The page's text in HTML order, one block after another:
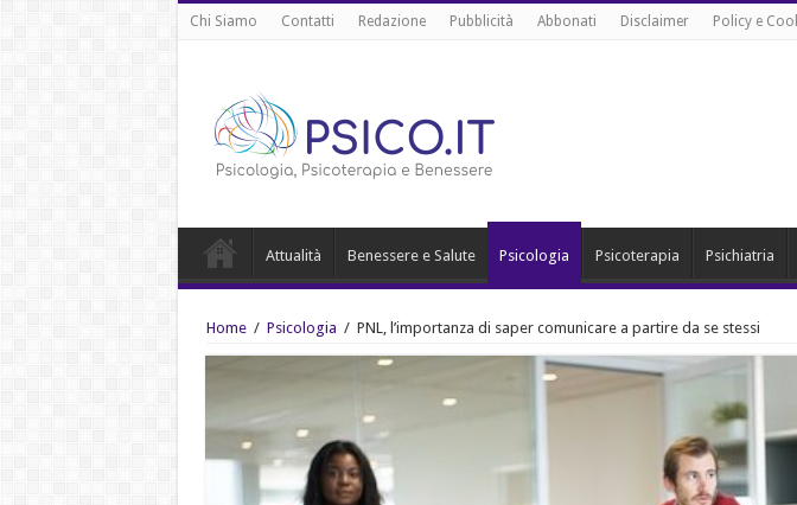
Chi Siamo Contatti Redazione Pubblicità Abbonati Disclaimer Policy e
Attualità Benessere e Salute Psicologia Psicoterapia Psichiatria
Home / Psicologia / PNL, l’importanza di saper comunicare a partire da se stessi